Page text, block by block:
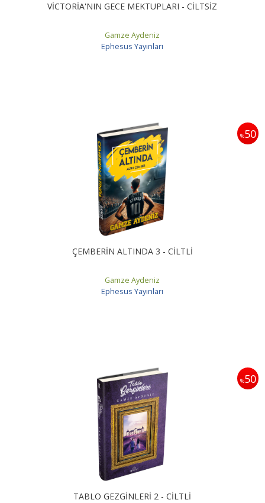
VİCTORİA'NIN GECE MEKTUPLARI - CİLTSİZ
Gamze Aydeniz
Ephesus Yayınları
%50
ÇEMBERİN ALTINDA 3 - CİLTLİ
Gamze Aydeniz
Ephesus Yayınları
%50
TABLO GEZGİNLERİ 2 - CİLTLİ